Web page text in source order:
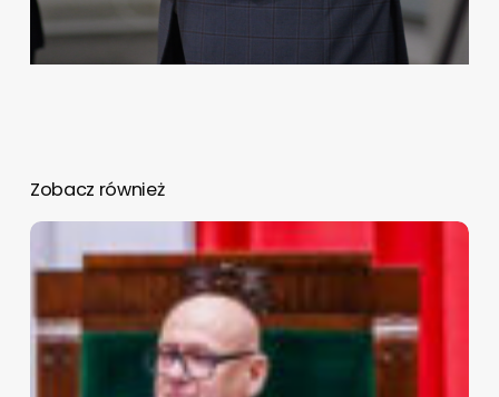
Zobacz również